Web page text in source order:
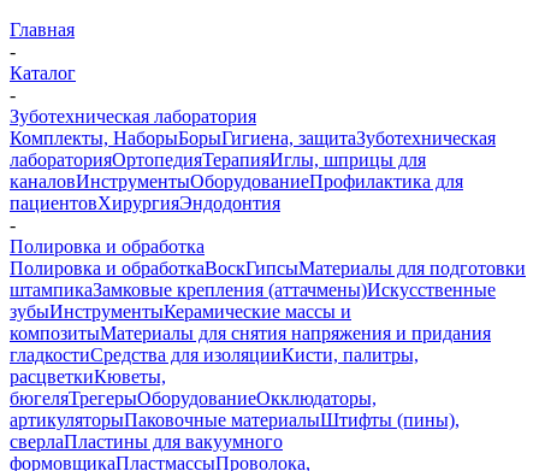
Главная
-
Каталог
-
Зуботехническая лаборатория
Комплекты, НаборыБорыГигиена, защитаЗуботехническая
лабораторияОртопедияТерапияИглы, шприцы для
каналовИнструментыОборудованиеПрофилактика для
пациентовХирургияЭндодонтия
-
Полировка и обработка
Полировка и обработкаВоскГипсыМатериалы для подготовки
штампикаЗамковые крепления (аттачмены)Искусственные
зубыИнструментыКерамические массы и
композитыМатериалы для снятия напряжения и придания
гладкостиСредства для изоляцииКисти, палитры,
расцветкиКюветы,
бюгеляТрегерыОборудованиеОкклюдаторы,
артикуляторыПаковочные материалыШтифты (пины),
сверлаПластины для вакуумного
формовщикаПластмассыПроволока,